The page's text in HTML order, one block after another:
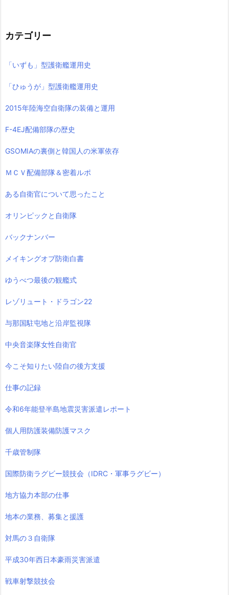
カテゴリー
「いずも」型護衛艦運用史
「ひゅうが」型護衛艦運用史
2015年陸海空自衛隊の装備と運用
F-4EJ配備部隊の歴史
GSOMIAの裏側と韓国人の米軍依存
ＭＣＶ配備部隊＆密着ルポ
ある自衛官について思ったこと
オリンピックと自衛隊
バックナンバー
メイキングオブ防衛白書
ゆうべつ最後の観艦式
レゾリュート・ドラゴン22
与那国駐屯地と沿岸監視隊
中央音楽隊女性自衛官
今こそ知りたい陸自の後方支援
仕事の記録
令和6年能登半島地震災害派遣レポート
個人用防護装備防護マスク
千歳管制隊
国際防衛ラグビー競技会（IDRC・軍事ラグビー）
地方協力本部の仕事
地本の業務、募集と援護
対馬の３自衛隊
平成30年西日本豪雨災害派遣
戦車射撃競技会